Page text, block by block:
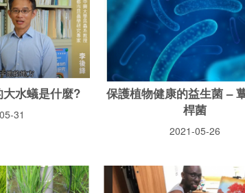
水蟻是什麼?
31
保護植物健康的益生菌 –
桿菌
2021-05-26